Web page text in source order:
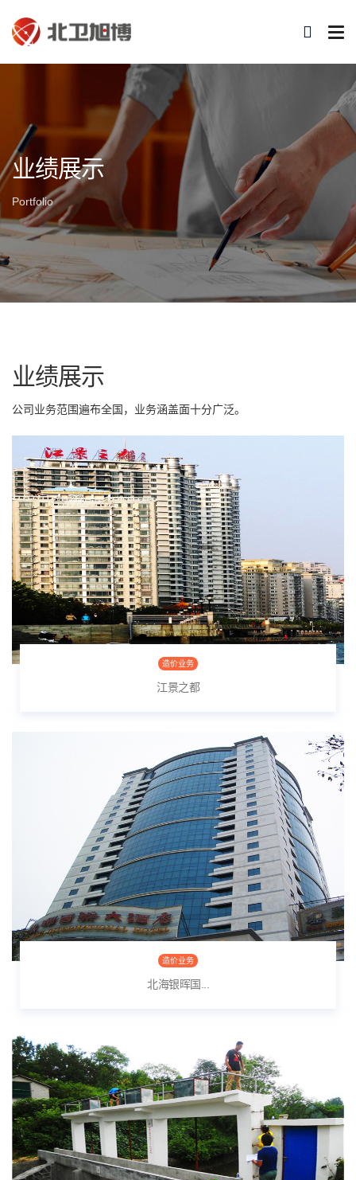
业绩展示
Portfolio
业绩展示
公司业务范围遍布全国，业务涵盖面十分广泛。
造价业务
江景之都
造价业务
北海银晖国...